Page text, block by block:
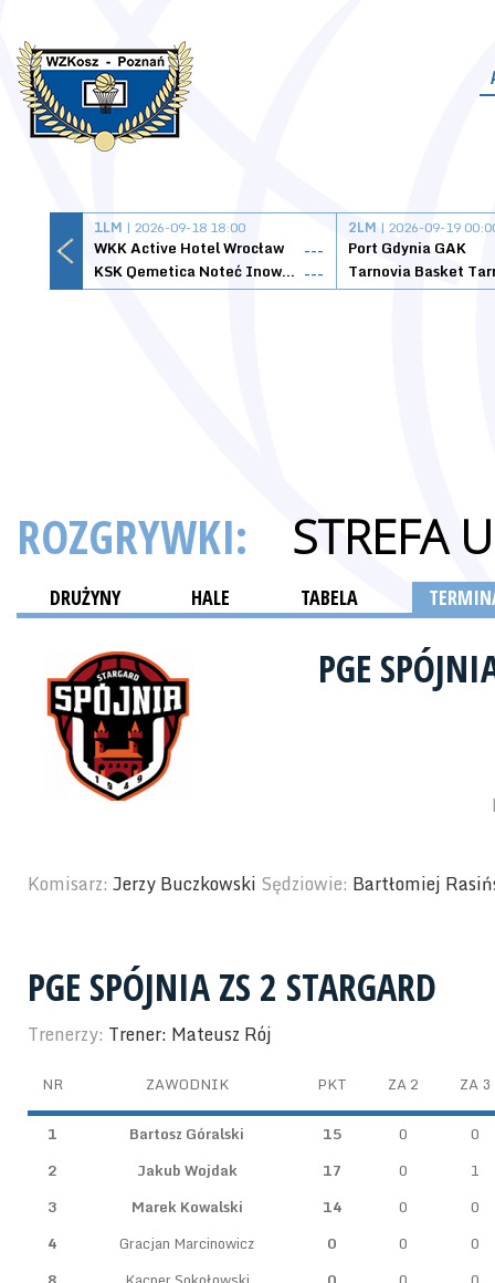
1LM | 2026-09-18 18:00
WKK Active Hotel Wrocław
---
KSK Qemetica Noteć Inowrocław ---
2LM | 2026-09-19
Port Gdynia GAK
ROZGRYWKI: STREFA
DRUŻYNY HALE TABELA
PGE
Komisarz: Jerzy Buczkowski Sędziowie: Bartłomiej
PGE SPÓJNIA ZS 2 STARGARD
Trenerzy: Trener: Mateusz Rój
NR ZAWODNIK PKT ZA 2 ZA 3
1 Bartosz Góralski 15 0
0
2
Jakub Wojdak 17 0
1
3
Marek Kowalski 14 0
0
4
Gracjan Marcinowicz 0 0
0